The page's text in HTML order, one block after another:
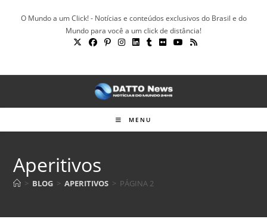
O Mundo a um Click! - Notícias e conteúdos exclusivos do Brasil e do
Mundo para você a um click de distância!
MENU
Aperitivos
> BLOG > APERITIVOS > PÁGINA 2